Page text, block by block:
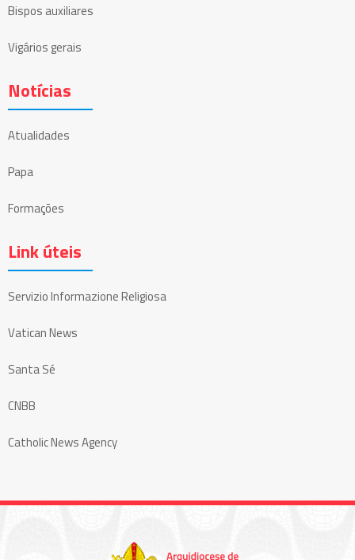
Bispos auxiliares
Vigários gerais
Notícias
Atualidades
Papa
Formações
Link úteis
Servizio Informazione Religiosa
Vatican News
Santa Sé
CNBB
Catholic News Agency